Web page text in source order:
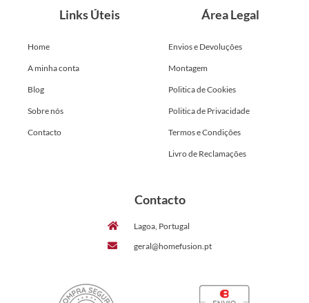
Links Úteis
Home
A minha conta
Blog
Sobre nós
Contacto
Área Legal
Envios e Devoluções
Montagem
Politica de Cookies
Politica de Privacidade
Termos e Condições
Livro de Reclamações
Contacto
Lagoa, Portugal
geral@homefusion.pt